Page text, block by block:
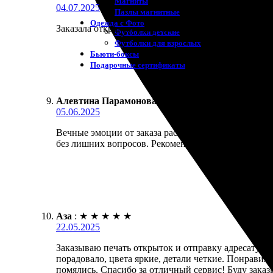
Пазлы магнитные
Одежда с Фото
Футболки детские
Футболки для взрослых
Бьюти-боксы
Подарочные сертификаты
04.07.2025
Заказала открытки с доставкой в Волгодонск,
Алевтина Парамонова
05.06.2025
Вечные эмоции от заказа расписных открыток.
без лишних вопросов. Рекомендую!
Аза : ★ ★ ★ ★ ★
22.05.2025
Заказываю печать открыток и отправку адресату.
порадовало, цвета яркие, детали четкие.
помялись. Спасибо за отличный сервис! Буду